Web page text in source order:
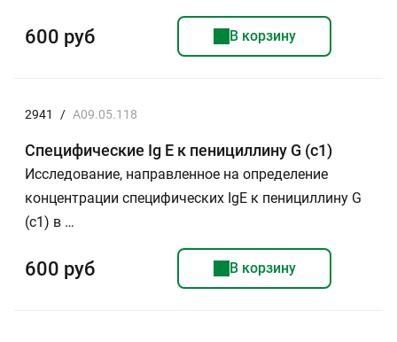
600 руб В корзину
2941 / A09.05.118
Специфические Ig E к пенициллину G (c1)
Исследование, направленное на определение
концентрации специфических IgE к пенициллину G
(c1) в …
600 руб В корзину